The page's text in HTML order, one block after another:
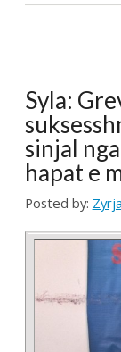
Posted by:Zyrja
Kryetar i
ka thënë se
ka qenë
Prej katër vitesh
nuk kanë
Muhamet